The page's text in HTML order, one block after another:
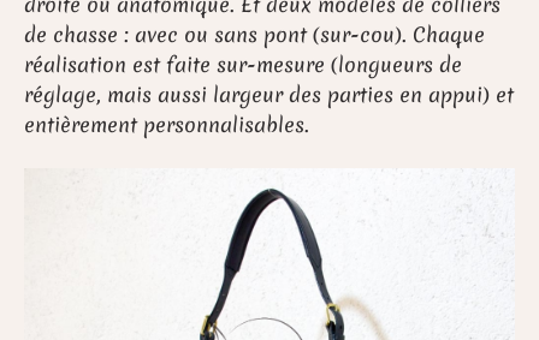
de chasse : avec ou sans pont (sur-cou). Chaque
réalisation est faite sur-mesure (longueurs de
réglage, mais aussi largeur des parties en appui) et
entièrement personnalisables.